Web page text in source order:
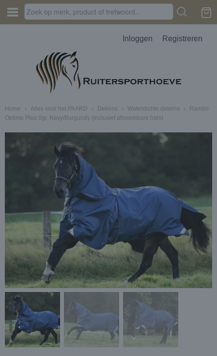
Inloggen Registreren
Home › Alles voor het PAARD › Dekens › Waterdichte dekens ›
Rambo
Optimo Plus 0gr. Navy/Burgundy (inclusief afneembare hals)